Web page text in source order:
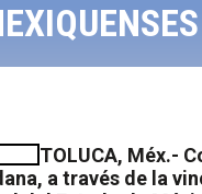
TOLUCA, Méx.-
a través de la